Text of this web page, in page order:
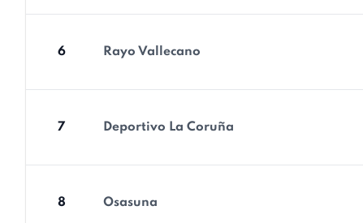
6 Rayo Vallecano
7 Deportivo La Coruña
8 Osasuna